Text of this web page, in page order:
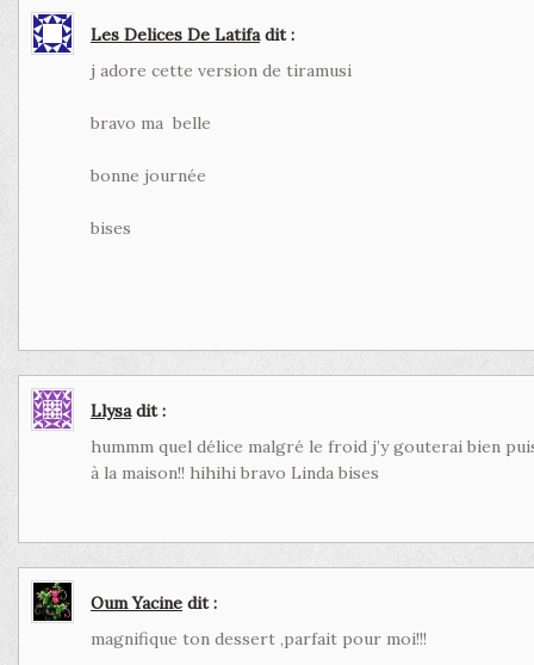
Les Delices De Latifa dit :
j adore cette version de tiramusi
bravo ma belle
bonne journée
bises
Llysa dit :
hummm quel délice malgré le froid j’y gouterai bien
à la maison!! hihihi bravo Linda bises
Oum Yacine dit :
magnifique ton dessert ,parfait pour moi!!!